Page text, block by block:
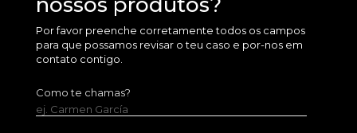
Por favor preenche corretamente todos os campos
para que possamos revisar o teu caso e por-nos em
contato contigo.
Como te chamas?
ej. Carmen García